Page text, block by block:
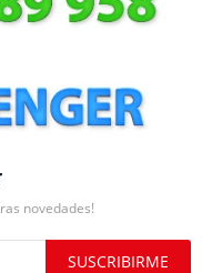
novedades!
SUSCRIBIRME